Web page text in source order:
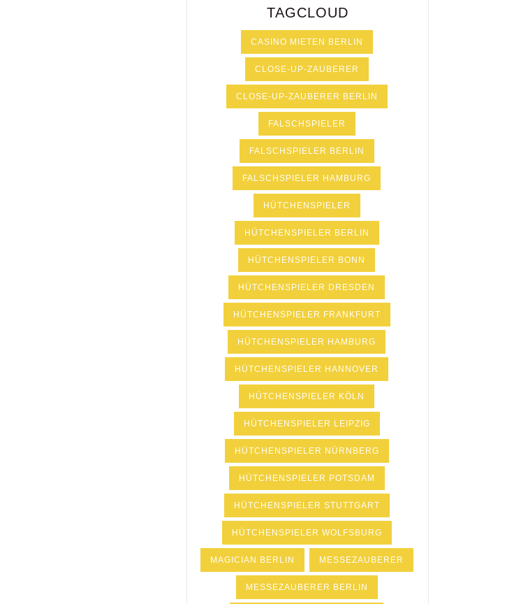
TAGCLOUD
CASINO MIETEN BERLIN
CLOSE-UP-ZAUBERER
CLOSE-UP-ZAUBERER BERLIN
FALSCHSPIELER
FALSCHSPIELER BERLIN
FALSCHSPIELER HAMBURG
HÜTCHENSPIELER
HÜTCHENSPIELER BERLIN
HÜTCHENSPIELER BONN
HÜTCHENSPIELER DRESDEN
HÜTCHENSPIELER FRANKFURT
HÜTCHENSPIELER HAMBURG
HÜTCHENSPIELER HANNOVER
HÜTCHENSPIELER KÖLN
HÜTCHENSPIELER LEIPZIG
HÜTCHENSPIELER NÜRNBERG
HÜTCHENSPIELER POTSDAM
HÜTCHENSPIELER STUTTGART
HÜTCHENSPIELER WOLFSBURG
MAGICIAN BERLIN MESSEZAUBERER
MESSEZAUBERER BERLIN